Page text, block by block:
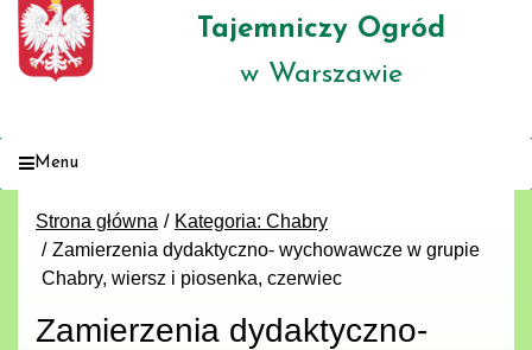
Tajemniczy Ogród
w Warszawie
Menu
Strona główna
Kategoria: Chabry
Zamierzenia dydaktyczno- wychowawcze w grupie
Chabry, wiersz i piosenka, czerwiec
Zamierzenia dydaktyczno-